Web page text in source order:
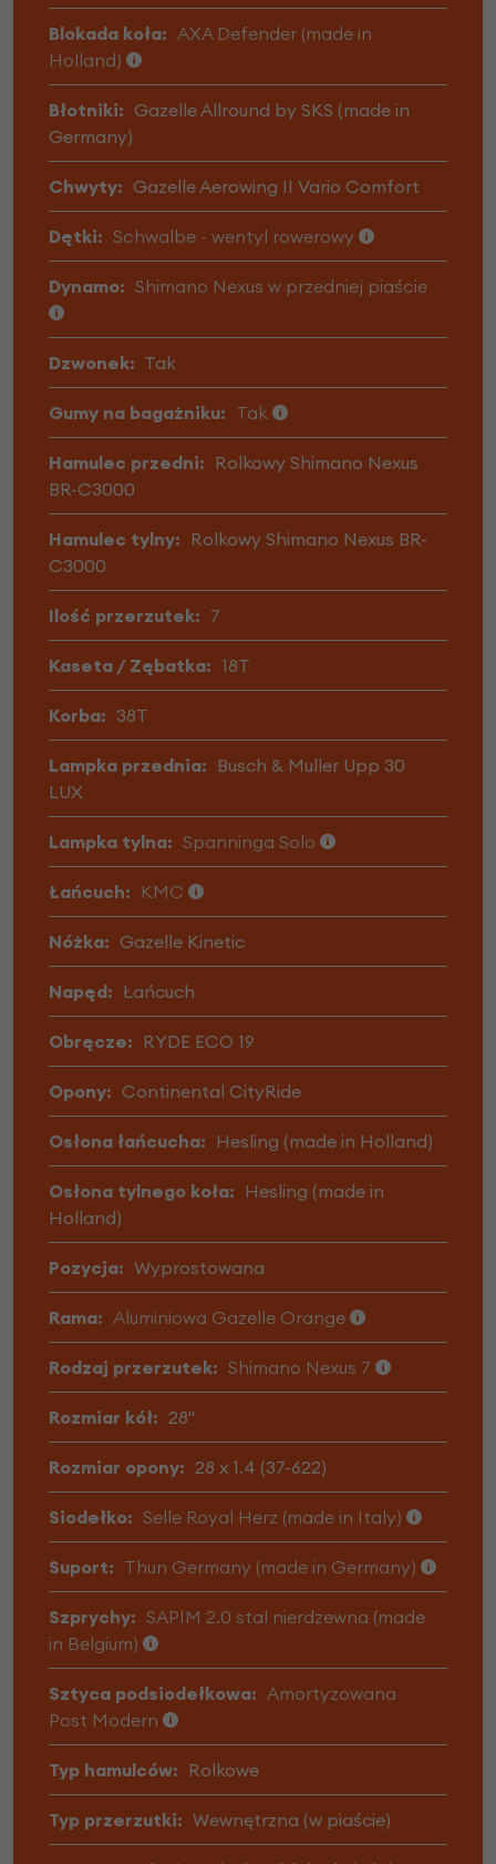
Blokada koła: AXA Defender (made in
Holland)
Błotniki: Gazelle Allround by SKS (made in
Germany)
Chwyty: Gazelle Aerowing II Vario Comfort
Dętki: Schwalbe - wentyl rowerowy
Dynamo: Shimano Nexus w przedniej piaście
Dzwonek: Tak
Gumy na bagażniku: Tak
Hamulec przedni: Rolkowy Shimano Nexus
BR-C3000
Hamulec tylny: Rolkowy Shimano Nexus BR-
C3000
Ilość przerzutek: 7
Kaseta / Zębatka: 18T
Korba: 38T
Lampka przednia: Busch & Muller Upp 30
LUX
Lampka tylna: Spanninga Solo
Łańcuch: KMC
Nóżka: Gazelle Kinetic
Napęd: Łańcuch
Obręcze: RYDE ECO 19
Opony: Continental CityRide
Osłona łańcucha: Hesling (made in Holland)
Osłona tylnego koła: Hesling (made in
Holland)
Pozycja: Wyprostowana
Rama: Aluminiowa Gazelle Orange
Rodzaj przerzutek: Shimano Nexus 7
Rozmiar kół: 28"
Rozmiar opony: 28 x 1.4 (37-622)
Siodełko: Selle Royal Herz (made in Italy)
Suport: Thun Germany (made in Germany)
Szprychy: SAPIM 2.0 stal nierdzewna (made
in Belgium)
Sztyca podsiodełkowa: Amortyzowana
Post Modern
Typ hamulców: Rolkowe
Typ przerzutki: Wewnętrzna (w piaście)